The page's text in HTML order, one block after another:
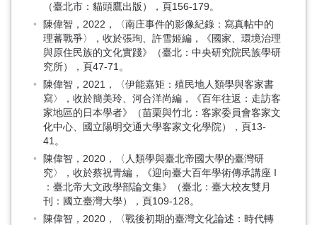
（臺北市：貓頭鷹出版），頁156-179。
陳偉智，2022，〈南庄事件的影像紀錄：寫真帖中的
理蕃戰爭〉，收於張珣、許雪姬編，《國家、環境治理
與原住民族的文化實踐》（臺北：中央研究院民族學研
究所），頁47-71。
陳偉智，2021，〈伊能嘉矩：殖民地人類學與客家書
寫〉，收於簡美玲、河合洋尚編，《百年往返：走訪客
家地區的日本學者》（苗栗與竹北：客家委員會客家文
化中心、國立陽明交通大學客家文化學院），頁13-
41。
陳偉智，2020，〈人類學與臺北帝國大學的臺灣研
究〉，收於蔡祝青編，《迎向臺大百年學術傳承講座 I
：臺北帝大文政學部論文集》（臺北：臺大校友雙月
刊：國立臺灣大學），頁109-128。
陳偉智，2020，〈戰後初期的臺灣文化論述：時代轉